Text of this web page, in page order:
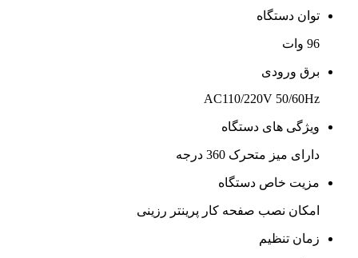
توان دستگاه
96 وات
برق ورودی
AC110/220V 50/60Hz
ویژگی های دستگاه
دارای میز متحرک 360 درجه
مزیت خاص دستگاه
امکان نصب صفحه کار پرینتر رزینی
زمان تنظیم